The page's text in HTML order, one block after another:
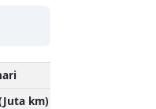
km)